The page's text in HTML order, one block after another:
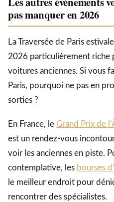
pas manquer en 2026
La Traversée de Paris
2026 particulièrement riche
voitures anciennes. Si vous
Paris, pourquoi ne pas en
sorties ?
En France, le Grand Prix de
est un rendez-vous
voir les anciennes en piste.
contemplative, les bourses
le meilleur endroit pour
rencontrer des spécialistes.